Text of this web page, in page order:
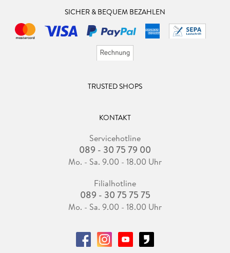
SICHER & BEQUEM BEZAHLEN
TRUSTED SHOPS
KONTAKT
Servicehotline
089 - 30 75 79 00
Mo. - Sa. 9.00 - 18.00 Uhr
Filialhotline
089 - 30 75 75 75
Mo. - Sa. 9.00 - 18.00 Uhr